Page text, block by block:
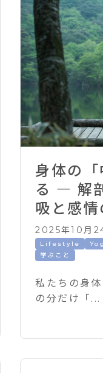
身体の
る ― 解
吸と感情
2025年10月
Lifestyle
学ぶこと
私たちの身
の分だけ「...